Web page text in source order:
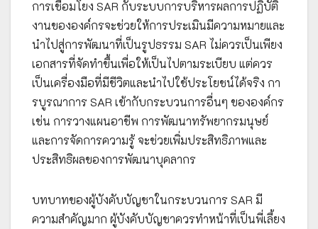
การเชื่อมโยง SAR กับระบบการบริหารผลการปฏิบัติ
งานขององค์กรจะช่วยให้การประเมินมีความหมายและ
นำไปสู่การพัฒนาที่เป็นรูปธรรม SAR ไม่ควรเป็นเพียง
เอกสารที่จัดทำขึ้นเพื่อให้เป็นไปตามระเบียบ แต่ควร
เป็นเครื่องมือที่มีชีวิตและนำไปใช้ประโยชน์ได้จริง กา
รบูรณาการ SAR เข้ากับกระบวนการอื่นๆ ขององค์กร
เช่น การวางแผนอาชีพ การพัฒนาทรัพยากรมนุษย์
และการจัดการความรู้ จะช่วยเพิ่มประสิทธิภาพและ
ประสิทธิผลของการพัฒนาบุคลากร
บทบาทของผู้บังคับบัญชาในกระบวนการ SAR มี
ความสำคัญมาก ผู้บังคับบัญชาควรทำหน้าที่เป็นพี่เลี้ยง